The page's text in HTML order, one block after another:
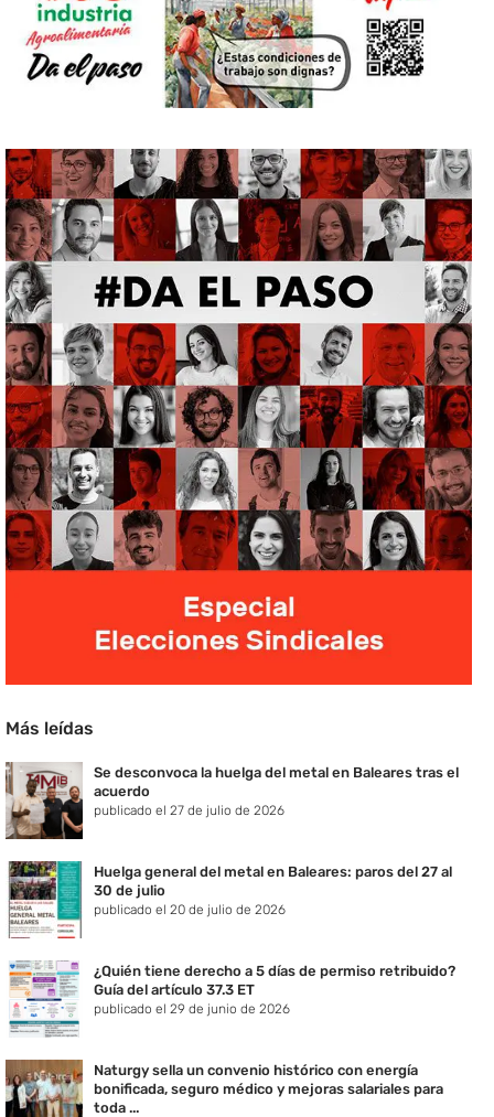
Más leídas
Se desconvoca la huelga del metal en Baleares tras el
acuerdo
publicado el 27 de julio de 2026
Huelga general del metal en Baleares: paros del 27 al
30 de julio
publicado el 20 de julio de 2026
¿Quién tiene derecho a 5 días de permiso retribuido?
Guía del artículo 37.3 ET
publicado el 29 de junio de 2026
Naturgy sella un convenio histórico con energía
bonificada, seguro médico y mejoras salariales para
toda ...